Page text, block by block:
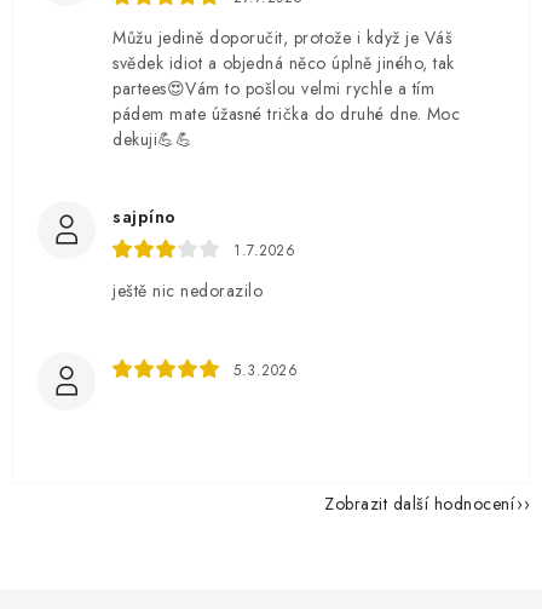
Můžu jedině doporučit, protože i když je Váš
svědek idiot a objedná něco úplně jiného, tak
partees😍Vám to pošlou velmi rychle a tím
pádem mate úžasné trička do druhé dne. Moc
dekuji💪💪
sajpíno
1.7.2026
ještě nic nedorazilo
5.3.2026
Zobrazit další hodnocení